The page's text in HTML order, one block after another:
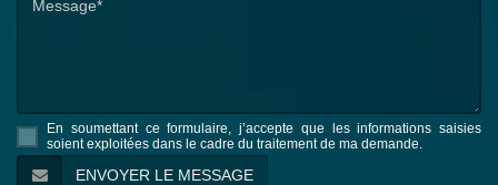
En soumettant ce formulaire, j’accepte que les informations saisies
soient exploitées dans le cadre du traitement de ma demande.